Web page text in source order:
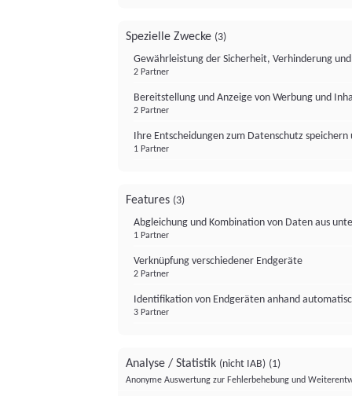
Spezielle Zwecke (3)
Gewährleistung der Sicherheit, Verhinderung
2 Partner
Bereitstellung und Anzeige von Werbung und
2 Partner
Ihre Entscheidungen zum Datenschutz
1 Partner
Features (3)
Abgleichung und Kombination von Daten aus
1 Partner
Verknüpfung verschiedener Endgeräte
2 Partner
Identifikation von Endgeräten anhand
3 Partner
Analyse / Statistik (nicht IAB) (1)
Anonyme Auswertung zur Fehlerbehebung und